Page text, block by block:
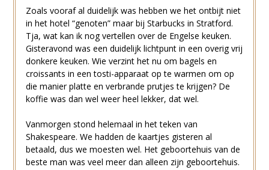
Zoals vooraf al duidelijk was hebben we het ontbijt niet
in het hotel “genoten” maar bij Starbucks in Stratford.
Tja, wat kan ik nog vertellen over de Engelse keuken.
Gisteravond was een duidelijk lichtpunt in een overig vrij
donkere keuken. Wie verzint het nu om bagels en
croissants in een tosti-apparaat op te warmen om op
die manier platte en verbrande prutjes te krijgen? De
koffie was dan wel weer heel lekker, dat wel.
Vanmorgen stond helemaal in het teken van
Shakespeare. We hadden de kaartjes gisteren al
betaald, dus we moesten wel. Het geboortehuis van de
beste man was veel meer dan alleen zijn geboortehuis.